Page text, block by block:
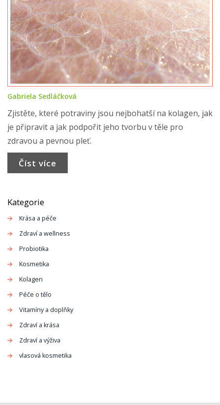
Gabriela Sedláčková
Zjistěte, které potraviny jsou nejbohatší na kolagen, jak
je připravit a jak podpořit jeho tvorbu v těle pro
zdravou a pevnou pleť.
Číst více
Kategorie
Krása a péče
Zdraví a wellness
Probiotika
Kosmetika
Kolagen
Péče o tělo
Vitamíny a doplňky
Zdraví a krása
Zdraví a výživa
vlasová kosmetika